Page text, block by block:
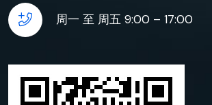
周一 至 周五 9:00 – 17:00